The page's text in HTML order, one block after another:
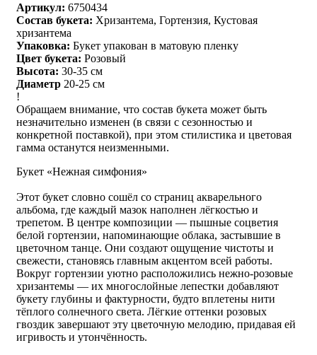
Артикул: 6750434
Состав букета: Хризантема, Гортензия, Кустовая
хризантема
Упаковка: Букет упакован в матовую пленку
Цвет букета: Розовый
Высота: 30-35 см
Диаметр 20-25 см
!
Обращаем внимание, что состав букета может быть
незначительно изменен (в связи с сезонностью и
конкретной поставкой), при этом стилистика и цветовая
гамма останутся неизменными.
Букет «Нежная симфония»
Этот букет словно сошёл со страниц акварельного
альбома, где каждый мазок наполнен лёгкостью и
трепетом. В центре композиции — пышные соцветия
белой гортензии, напоминающие облака, застывшие в
цветочном танце. Они создают ощущение чистоты и
свежести, становясь главным акцентом всей работы.
Вокруг гортензии уютно расположились нежно-розовые
хризантемы — их многослойные лепестки добавляют
букету глубины и фактурности, будто вплетены нити
тёплого солнечного света. Лёгкие оттенки розовых
гвоздик завершают эту цветочную мелодию, придавая ей
игривость и утончённость.